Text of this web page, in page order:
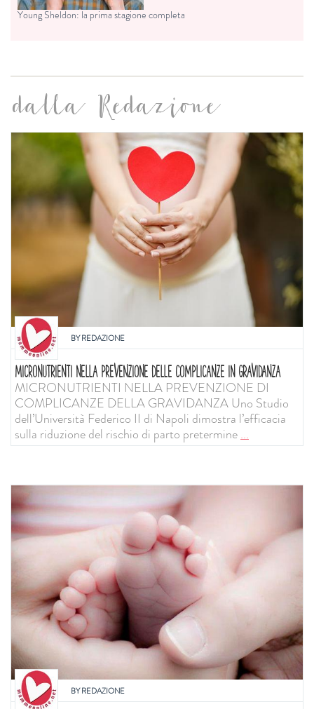
Young Sheldon: la prima stagione completa
dalla Redazione
BYREDAZIONE
MICRONUTRIENTI NELLA PREVENZIONE DELLE COMPLICANZE IN GRAVIDANZA
MICRONUTRIENTI NELLA PREVENZIONE DI
COMPLICANZE DELLA GRAVIDANZA Uno Studio
dell’Università Federico II di Napoli dimostra l’efficacia
sulla riduzione del rischio di parto pretermine...
BYREDAZIONE